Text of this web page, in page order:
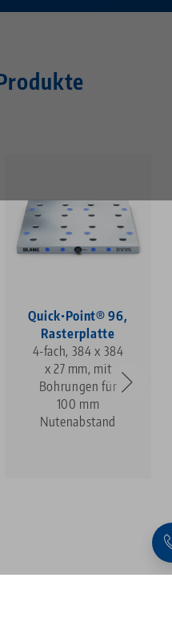
Quick•Point® 96,
Rasterplatte
4-fach, 384 x 384
x 27 mm, mit
Bohrungen für
100 mm
Nutenabstand